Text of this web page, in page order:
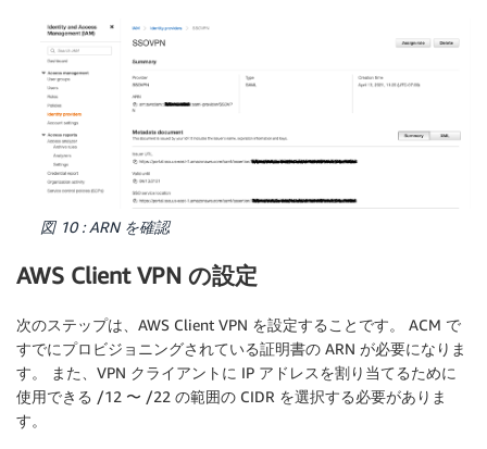
図 10 : ARN を確認
AWS Client VPN の設定
次のステップは、AWS Client VPN を設定することです。 ACM で
すでにプロビジョニングされている証明書の ARN が必要になりま
す。 また、VPN クライアントに IP アドレスを割り当てるために
使用できる /12 〜 /22 の範囲の CIDR を選択する必要がありま
す。